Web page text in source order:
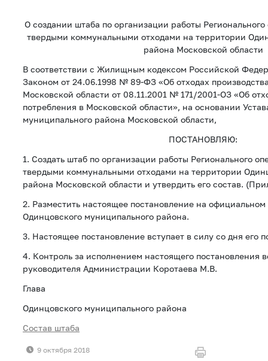
О создании штаба по организации работы
твердыми коммунальными отходами на территории
района Московской области
В соответствии с Жилищным кодексом Российской
Законом от 24.06.1998 № 89-ФЗ «Об отходах
Московской области от 08.11.2001 № 171/2001-ОЗ «Об
потребления в Московской области», на основании
муниципального района Московской области,
ПОСТАНОВЛЯЮ:
1. Создать штаб по организации работы Регионального
твердыми коммунальными отходами на территории
района Московской области и утвердить его состав.
2. Разместить настоящее постановление на
Одинцовского муниципального района.
3. Настоящее постановление вступает в силу со дня его
4. Контроль за исполнением настоящего постановления
руководителя Администрации Коротаева М.В.
Глава
Одинцовского муниципального района
Состав штаба
9 октября 2018